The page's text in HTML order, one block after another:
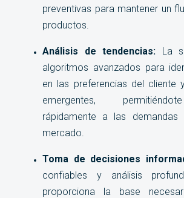
preventivas para mantener un
productos.
Análisis de tendencias: La
algoritmos avanzados para
en las preferencias del cliente
emergentes,
rápidamente a las demandas
mercado.
Toma de decisiones
confiables y análisis
proporciona la base